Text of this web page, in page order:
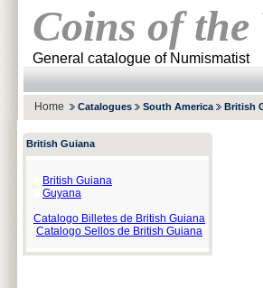
Coins of the
General catalogue of Numismatist
Home Catalogues South America British
British Guiana
British Guiana
Guyana
Catalogo Billetes de British Guiana
Catalogo Sellos de British Guiana